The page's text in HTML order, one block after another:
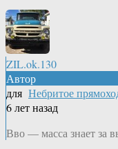
ZIL.ok.130
Автор
для Небритое
6 лет назад
Вво — масса знает за